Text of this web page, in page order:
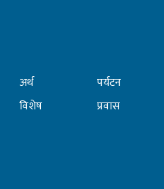
अर्थ
विशेष
पर्यटन
प्रवास